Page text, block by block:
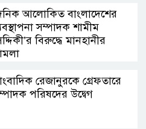
আলোকিত বাংলাদেশের
সম্পাদক শামীম
বিরুদ্ধে মানহানীর
রেজানুরকে গ্রেফতারে
পরিষদের উদ্বেগ